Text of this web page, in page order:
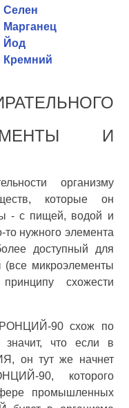
Селен
Марганец
Йод
Кремний
И
организму
которые он
- с пищей, водой и
то нужного элемента
доступный для
(все микроэлементы
схожести
90 схож по
что если в
он тут же начнет
90, которого
промышленных